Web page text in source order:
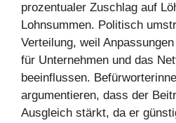
prozentualer Zuschlag auf
Lohnsummen. Politisch
Verteilung, weil
für Unternehmen und das
beeinflussen.
argumentieren, dass der
Ausgleich stärkt, da er